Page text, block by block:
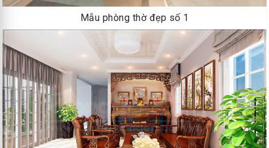
Mẫu phòng thờ đẹp số 1